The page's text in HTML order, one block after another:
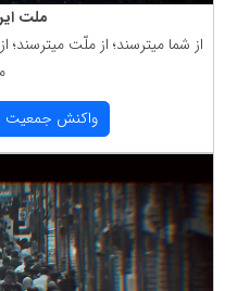
ملت
از شما میترسند؛ از ملّت میترسند؛
واكنش جمعیت